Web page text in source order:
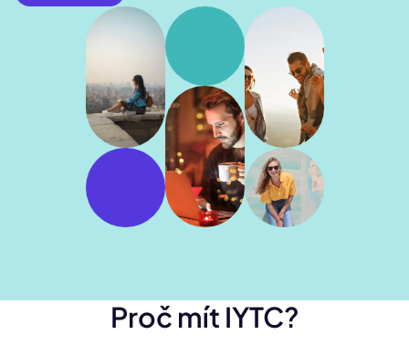
Proč mít IYTC?